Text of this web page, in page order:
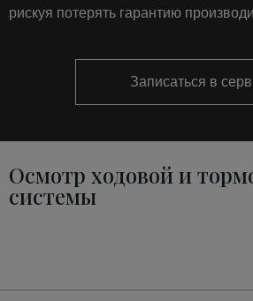
рискуя потерять гарантию
Записаться в
Осмотр ходовой и
системы